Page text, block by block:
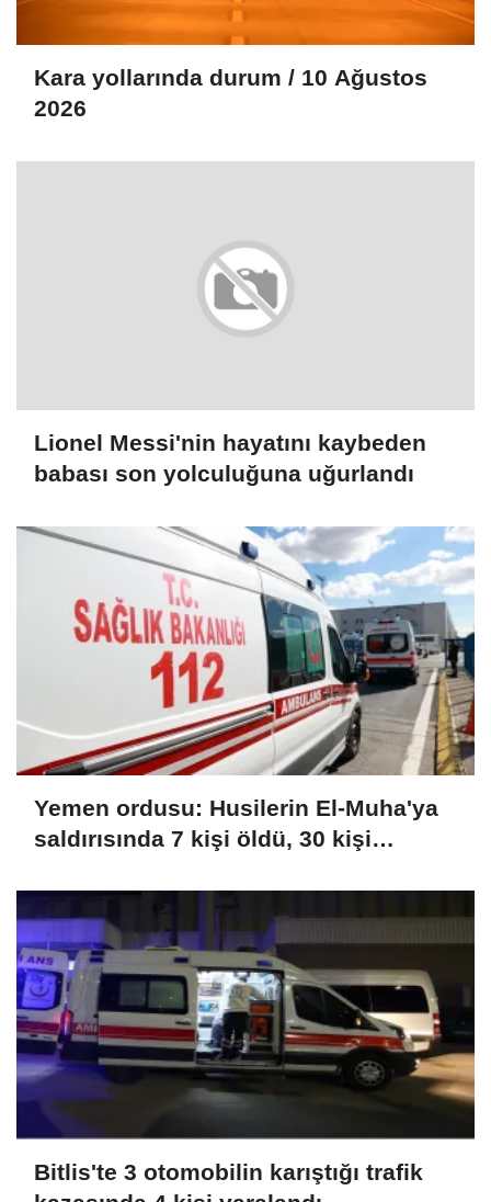
Kara yollarında durum / 10 Ağustos
2026
Lionel Messi'nin hayatını kaybeden
babası son yolculuğuna uğurlandı
Yemen ordusu: Husilerin El-Muha'ya
saldırısında 7 kişi öldü, 30 kişi
Bitlis'te 3 otomobilin karıştığı trafik